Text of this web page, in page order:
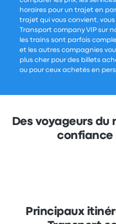
horaires pour un trajet en
trajet qui vous convient,
Transport company VIP sur
les trains sont parfois
et les autres compagnies
plus cher pour des billets
ou pour ceux achetés en
Des voyageurs
confiance
Principaux